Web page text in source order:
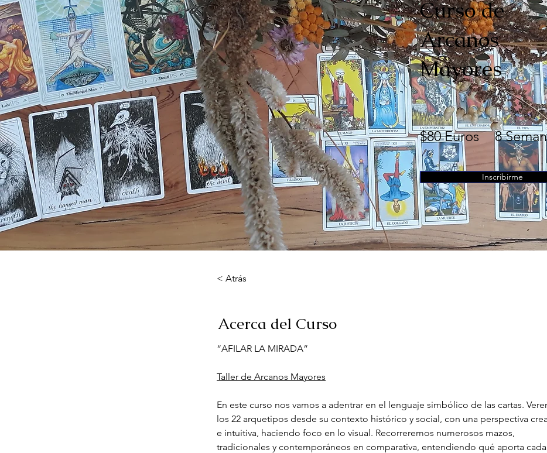
Curso de
Arcanos
Mayores
Precio
$80 Euros
Duración
8
Inscribirme
< Atrás
Acerca del Curso
“AFILAR LA MIRADA”
Taller de Arcanos Mayores
En este curso nos vamos a adentrar en el lenguaje simbólico de las cartas.
los 22 arquetipos desde su contexto histórico y social, con una perspectiva
e intuitiva, haciendo foco en lo visual. Recorreremos numerosos mazos,
tradicionales y contemporáneos en comparativa, entendiendo qué aporta cada